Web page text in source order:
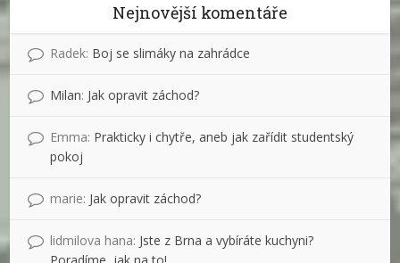
Nejnovější komentáře
Radek: Boj se slimáky na zahrádce
Milan: Jak opravit záchod?
Emma: Prakticky i chytře, aneb jak zařídit studentský
pokoj
marie: Jak opravit záchod?
lidmilova hana: Jste z Brna a vybíráte kuchyni?
Poradíme, jak na to!